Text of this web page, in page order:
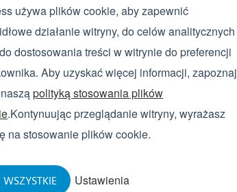
używa plików cookie, aby zapewnić
działanie witryny, do celów analitycznych
dostosowania treści w witrynie do preferencji
Aby uzyskać więcej informacji, zapoznaj
polityką stosowania plików
.Kontynuując przeglądanie witryny, wyrażasz
na stosowanie plików cookie.
Ustawienia